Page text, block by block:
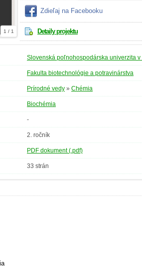
1 / 1
Zdieľaj na Facebooku
Detaily projektu
Slovenská poľnohospodárska univerzita v
Fakulta biotechnológie a potravinárstva
Prírodné vedy » Chémia
Biochémia
-
2. ročník
PDF dokument (.pdf)
33 strán